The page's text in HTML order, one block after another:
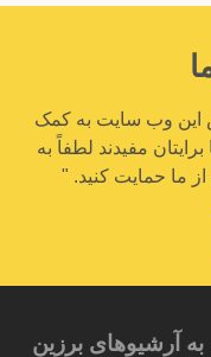
این وب سایت به کمک
مفیدند لطفاً به
ما حمایت کنید. "
آرشیوهای برزین